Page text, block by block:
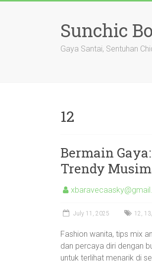
Sunchic
Gaya Santai, Sentuhan
12
Bermain
Trendy
July 11, 2025 12 , 13,
Fashion wanita, tips mix
dan percaya diri dengan
untuk terlihat menarik di